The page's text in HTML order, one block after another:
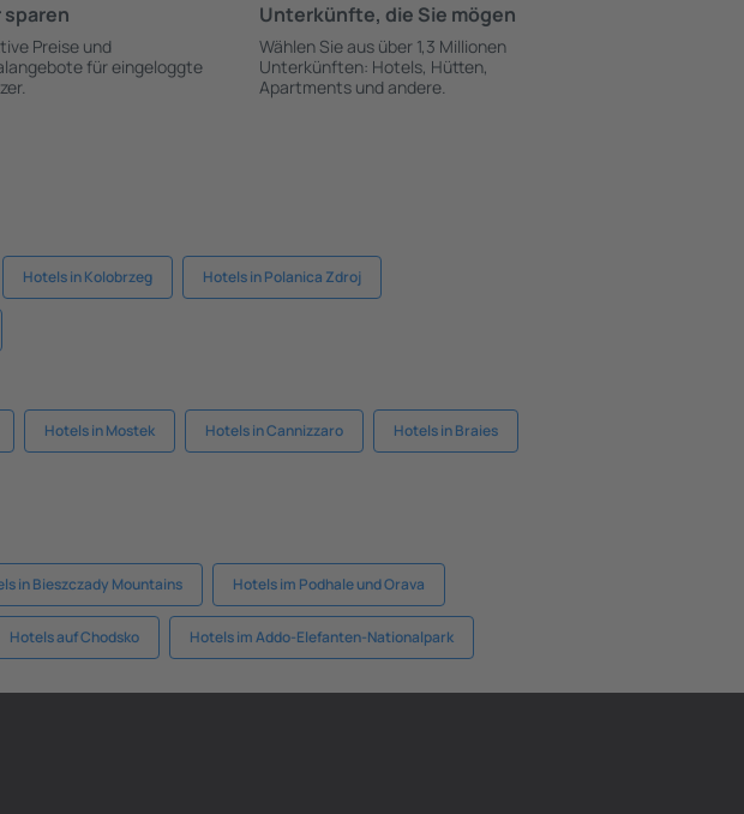
sparen
Preise und
für eingeloggte
Unterkünfte, die Sie mögen
Wählen Sie aus über 1,3 Millionen
Unterkünften: Hotels, Hütten,
Apartments und andere.
Hotels in Kolobrzeg Hotels in Polanica Zdroj
Hotels in Mostek Hotels in Cannizzaro Hotels in Braies
in Bieszczady Mountains Hotels im Podhale und Orava
Hotels auf Chodsko Hotels im Addo-Elefanten-Nationalpark